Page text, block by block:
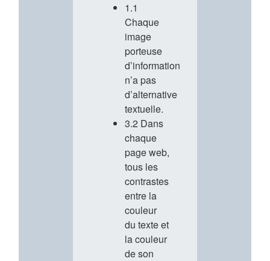
1.1
Chaque
image
porteuse
d’information
n’a pas
d’alternative
textuelle.
3.2 Dans
chaque
page web,
tous les
contrastes
entre la
couleur
du texte et
la couleur
de son